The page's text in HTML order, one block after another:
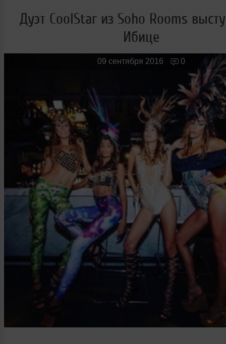
Танцевальные стили Обзоры Вечеринок и
Мужчина & Женщина
Дуэт CoolStar из Soho Rooms
Ибице
09 сентября 2016 0